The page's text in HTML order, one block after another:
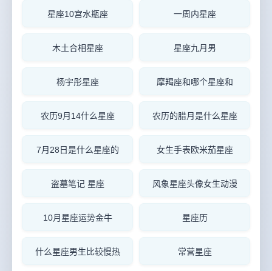
星座10宫水瓶座 一周内星座
木土合相星座 星座九月男
杨宇彤星座 摩羯座和哪个星座和
农历9月14什么星座 农历的腊月是什么星座
7月28日是什么星座的 女生手表欧米茄星座
盗墓笔记 星座 风象星座头像女生动漫
10月星座运势金牛 星座历
什么星座男生比较慢热 常营星座